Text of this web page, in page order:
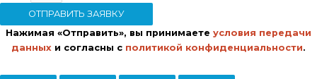
ОТПРАВИТЬ ЗАЯВКУ
Нажимая «Отправить», вы принимаете условия передачи
данных и согласны с политикой конфиденциальности.